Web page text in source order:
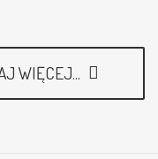
WIĘCEJ...